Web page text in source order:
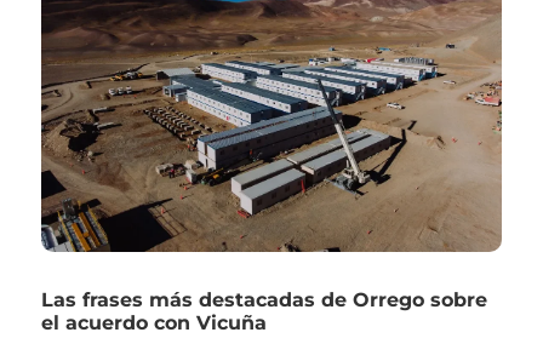
Las frases más destacadas de Orrego sobre
el acuerdo con Vicuña